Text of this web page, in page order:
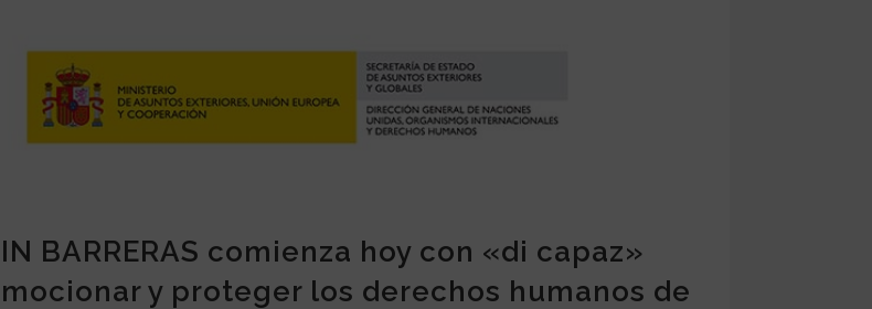
BARRERAS comienza hoy con «di capaz»
y proteger los derechos humanos de